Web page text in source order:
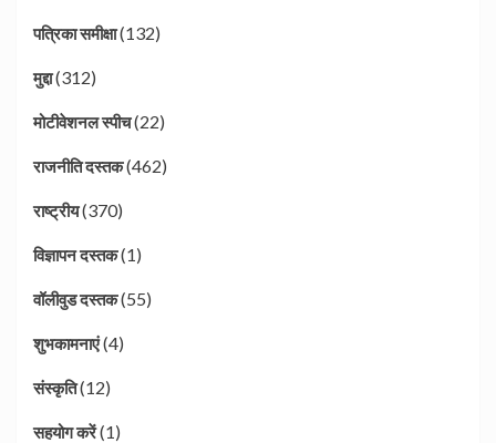
पत्रिका समीक्षा(132)
मुद्दा(312)
मोटीवेशनल स्पीच(22)
राजनीति दस्तक(462)
राष्ट्रीय(370)
विज्ञापन दस्तक(1)
वॉलीवुड दस्तक(55)
शुभकामनाएं(4)
संस्कृति(12)
सहयोग करें(1)